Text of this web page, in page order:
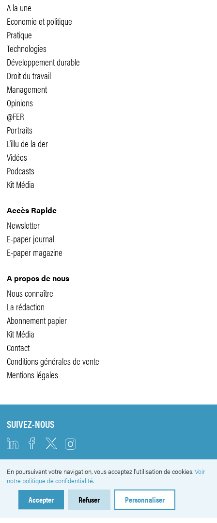
A la une
Economie et politique
Pratique
Technologies
Développement durable
Droit du travail
Management
Opinions
@FER
Portraits
L'illu de la der
Vidéos
Podcasts
Kit Média
Accès Rapide
Newsletter
E-paper journal
E-paper magazine
A propos de nous
Nous connaître
La rédaction
Abonnement papier
Kit Média
Contact
Conditions générales de vente
Mentions légales
SUIVEZ-NOUS
NEWSLETTER
En poursuivant votre navigation, vous acceptez l'utilisation de cookies.Voir
notre politique de confidentialité.
Accepter Refuser Personnaliser